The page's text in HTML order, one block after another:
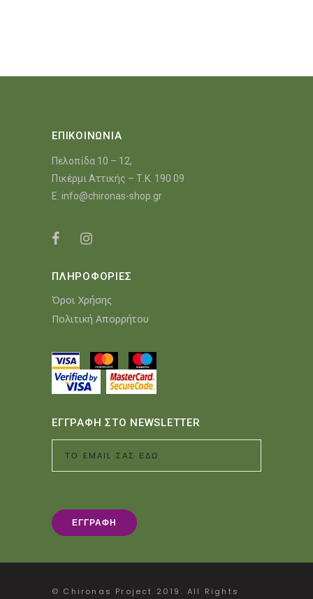
ΕΠΙΚΟΙΝΩΝΙΑ
Πελοπίδα 10 – 12,
Πικέρμι Αττικής – Τ.Κ. 190 09
E: info@chironas-shop.gr
ΠΛΗΡΟΦΟΡΙΕΣ
Όροι Χρήσης
Πολιτική Απορρήτου
ΕΓΓΡΑΦΗ ΣΤΟ NEWSLETTER
© Chironas Project 2019. All Rights